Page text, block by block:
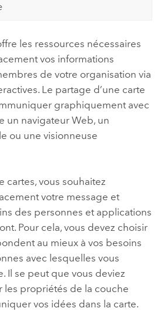
les ressources nécessaires
vos informations
de votre organisation via
Le partage d’une carte
graphiquement avec
un navigateur Web, un
ou une visionneuse
cartes, vous souhaitez
votre message et
des personnes et applications
Pour cela, vous devez choisir
au mieux à vos besoins
avec lesquelles vous
Il se peut que vous deviez
les propriétés de la couche
vos idées dans la carte.